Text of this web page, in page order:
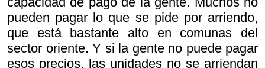
pueden pagar lo que se pide por arriendo,
que está bastante alto en comunas del
sector oriente. Y si la gente no puede pagar
esos precios, las unidades no se arriendan